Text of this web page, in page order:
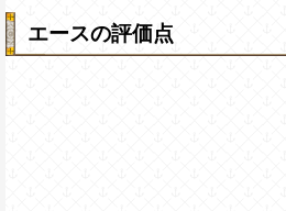
エースの評価点